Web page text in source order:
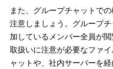
また、グループチャットで
注意しましょう。グループ
加しているメンバー全員が
取扱いに注意が必要なファ
ャットや、社内サーバーを